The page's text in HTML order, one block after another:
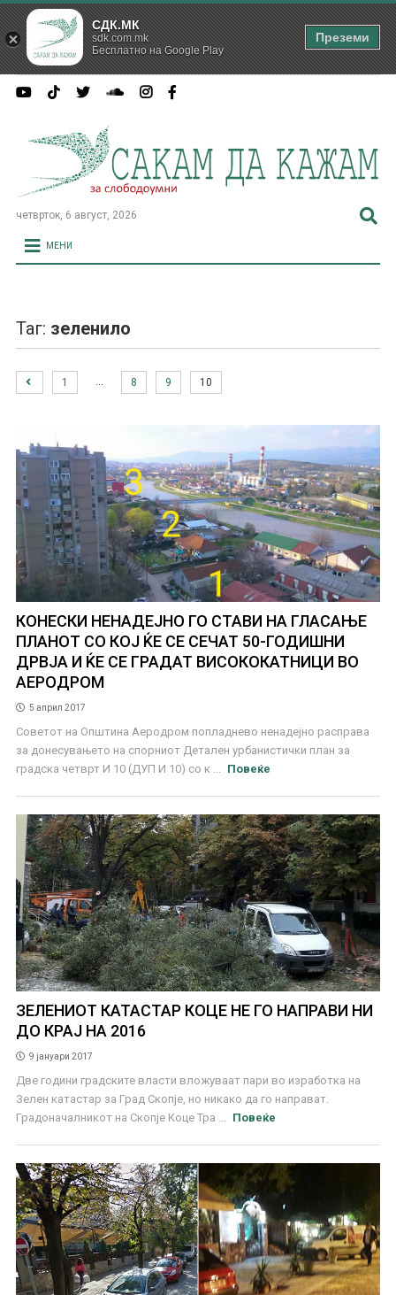
четврток, 6 август, 2026
МЕНИ
Таг: зеленило
1 8 9 10
КОНЕСКИ НЕНАДЕЈНО ГО СТАВИ НА ГЛАСАЊЕ
ПЛАНОТ СО КОЈ ЌЕ СЕ СЕЧАТ 50-ГОДИШНИ
ДРВЈА И ЌЕ СЕ ГРАДАТ ВИСОКОКАТНИЦИ ВО
АЕРОДРОМ
5 април 2017
Советот на Општина Аеродром попладнево ненадејно расправа
за донесувањето на спорниот Детален урбанистички план за
градска четврт И 10 (ДУП И 10) со к ...
Повеќе
ЗЕЛЕНИОТ КАТАСТАР КОЦЕ НЕ ГО НАПРАВИ НИ
ДО КРАЈ НА 2016
9 јануари 2017
Две години градските власти вложуваат пари во изработка на
Зелeн катастар за Град Скопје, но никако да го направат.
Градоначалникот на Скопје Коце Тра ...
Повеќе
СДК.МК
sdk.com.mk
Бесплатно на Google Play
Преземи